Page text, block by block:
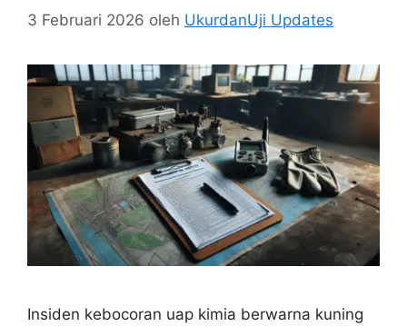
3 Februari 2026 oleh UkurdanUji Updates
Insiden kebocoran uap kimia berwarna kuning